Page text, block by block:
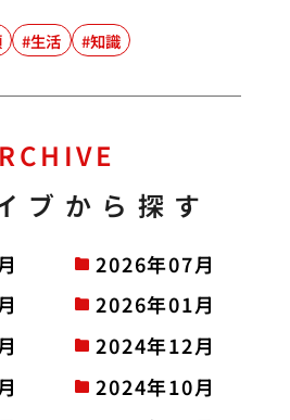
生活 知識
ブから探す
2026年07月
2026年01月
2024年12月
2024年10月